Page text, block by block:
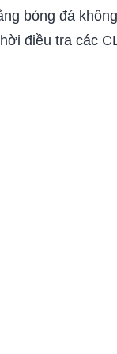
bóng đá
điều tra các